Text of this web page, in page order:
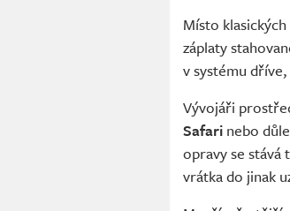
Místo
záplaty
v systému
Vývojáři
Safari nebo
opravy se stává
vrátka do jinak